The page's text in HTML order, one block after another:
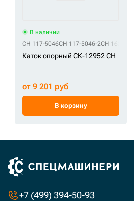
В наличии
CH 117-5046CH 117-5046-2CH 163-4147
Каток опорный СК-12952 CH
от 9 201 руб
В корзину
+7 (499) 394-50-93